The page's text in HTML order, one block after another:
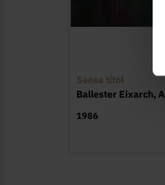
Sense títol
Ballester Eixarch,
1986